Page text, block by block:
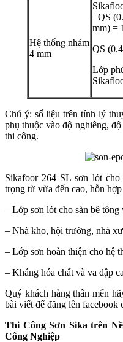
Hệ thống nhám
4 mm
+QS
mm) =
QS
Lớp
Chú ý: số liệu trên tính lý
phụ thuộc vào độ nghiêng,
thi công.
Sikafoor 264 SL sơn lót
trọng từ vừa đến cao, hỗn
– Lớp sơn lót cho sàn bê tông
– Nhà kho, hội trường, nhà
– Lớp sơn hoàn thiện cho hệ
– Kháng hóa chất và va đập
Quý khách hàng thân mến
bài viết để đăng lên
Thi Công Sơn Sika trên
Công Nghiệp